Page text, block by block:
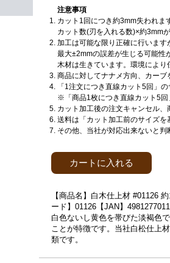
注意事項
カット1回につき約3mm失われま
カット数(刃を入れる数)×約3mm
加工は可能な限り正確に行います
最大±2mmの誤差が生じる可能性
木材は生きています。環境により
商品に対してナナメ方向、カーブ
「1注文につき直線カット5回」の
※「商品1枚につき直線カット5回
カット加工後の注文キャンセル、
送料は「カット加工前のサイズを
その他、当社が対応出来ないと判
カートに入れる
【商品名】白木仕上材 #01126
ード】01126【JAN】
白色ないし黄色を帯びた淡褐色
ことが特徴です。当社白松仕上
類です。